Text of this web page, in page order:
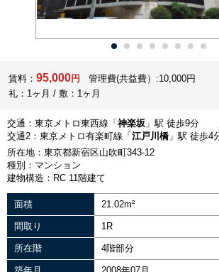
賃料： 95,000円
管理費(共益費）:10,000円
礼：1ヶ月 / 敷：1ヶ月
交通：東京メトロ東西線「 神楽坂 」駅 徒歩9分
交通2：東京メトロ有楽町線「 江戸川橋 」駅 徒歩4
所在地：東京都新宿区山吹町343-12
種別：マンション
建物構造：RC 11階建て
面積 21.02m²
間取り 1R
所在階 4階部分